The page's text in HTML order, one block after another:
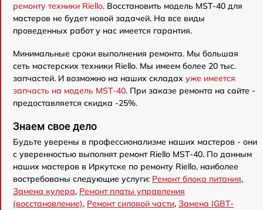
ремонту техники Riello. Восстановить модель MST-40 для
мастеров не будет новой задачей. На все виды
проведенных работ у нас имеется гарантия.
Минимальные сроки выполнения ремонта. Мы большая
сеть мастерских техники Riello. Мы имеем более 20 тыс.
запчастей. И возможно на наших складах уже имеется
запчасть на модель MST-40. При заказе ремонта на сайте -
предоставляется скидка -25%.
Знаем свое дело
Будьте уверены в профессионализме наших мастеров - они
с уверенностью выполнят ремонт Riello MST-40. По данным
наших мастеров в Иркутске по ремонту Riello, наиболее
востребованы следующие услуги: Ремонт блока питания,
Замена кулера, Ремонт платы управления
(восстановление), Ремонт силовой части, Замена IGBT-